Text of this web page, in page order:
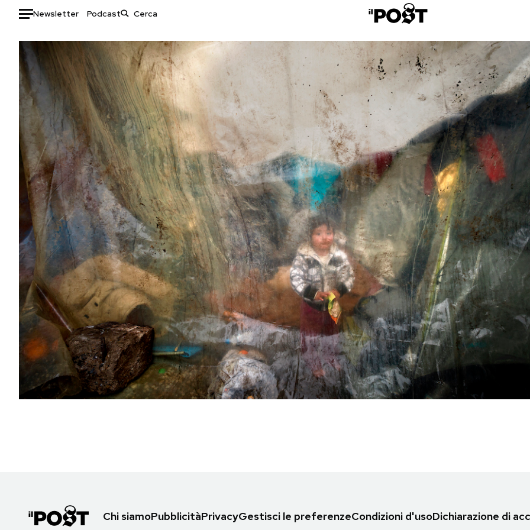
Newsletter Podcast
Auto
HOME
Italia
Mondo
Politica
Tecnologia
Internet
Scienza
Cultura
Economia
Sport
Moda
Libri
Consumismi
Storie/Idee
Ok Boomer!
Media
Europa
Altrecose
Mondiali calcio 2026
PODCAST
NEWSLETTER
I MIEI PREFERITI
Area Personale
Newsletter
Chi siamoPubblicitàPrivacyGestisci le preferenzeCondizioni d'usoDichiarazione di